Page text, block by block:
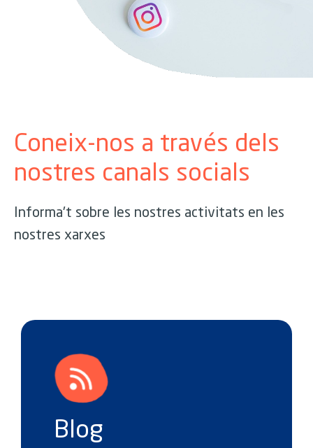
Coneix-nos a través dels
nostres canals socials
Informa't sobre les nostres activitats en les
nostres xarxes
Blog